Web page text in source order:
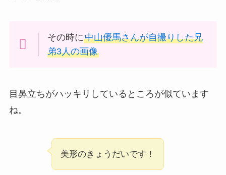
その時に中山優馬さんが自撮りした兄
弟3人の画像
目鼻立ちがハッキリしているところが似ています
ね。
美形のきょうだいです！